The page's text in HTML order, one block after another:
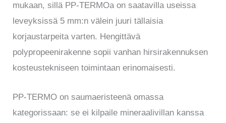
mukaan, sillä PP-TERMOa on saatavilla useissa
leveyksissä 5 mm:n välein juuri tällaisia
korjaustarpeita varten. Hengittävä
polypropeenirakenne sopii vanhan hirsirakennuksen
kosteustekniseen toimintaan erinomaisesti.
PP-TERMO on saumaeristeenä omassa
kategorissaan: se ei kilpaile mineraalivillan kanssa